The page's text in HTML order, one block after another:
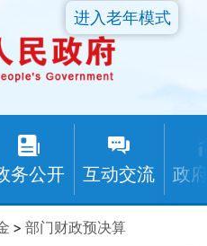
务公开 互动交流 政
进入老年模式
> 部门财政预决算